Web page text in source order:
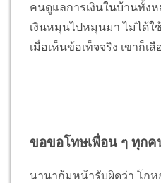
คนดูแลการเงินในบ้านทั้ง
เงินหมุนไปหมุนมา ไม่ได้ใ
เมื่อเห็นข้อเท็จจริง เขาก็เ
ขอขอโทษเพื่อน ๆ ทุกค
นานาก้มหน้ารับผิดว่า โกห